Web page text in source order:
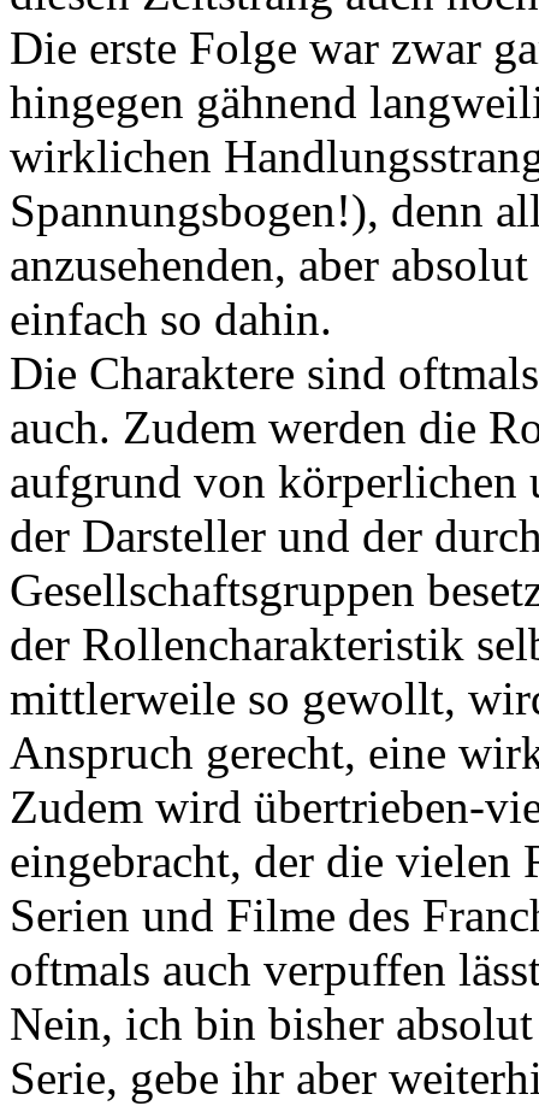
Die erste Folge war zwar
hingegen gähnend
wirklichen
Spannungsbogen!), denn
anzusehenden, aber
einfach so dahin.
Die Charaktere sind
auch. Zudem werden die
aufgrund von körperlichen
der Darsteller und der
Gesellschaftsgruppen
der Rollencharakteristik
mittlerweile so gewollt,
Anspruch gerecht, eine
Zudem wird übertrieben-
eingebracht, der die vielen
Serien und Filme des
oftmals auch verpuffen
Nein, ich bin bisher
Serie, gebe ihr aber